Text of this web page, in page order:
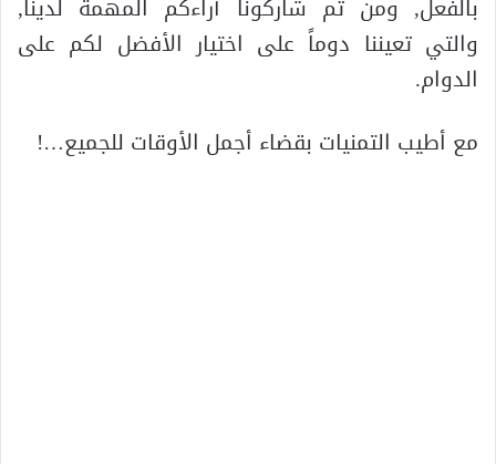
بالفعل, ومن ثم شاركونا آراءكم المهمة لدينا,
والتي تعيننا دوماً على اختيار الأفضل لكم على
الدوام.
مع أطيب التمنيات بقضاء أجمل الأوقات للجميع…!